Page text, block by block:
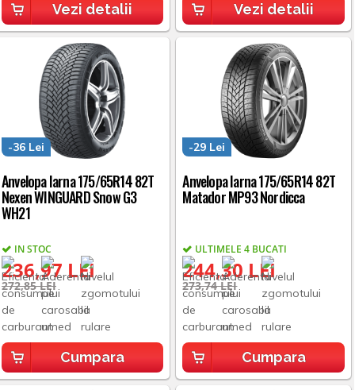
Vezi detalii Vezi detalii
Anvelopa Iarna 175/65R14 82T
Nexen WINGUARD Snow G3
WH21
IN STOC
236,97 LEI
-36 Lei
272,85 LEI
Cumpara
Anvelopa Iarna 175/65R14 82T
Matador MP93 Nordicca
ULTIMELE 4 BUCATI
244,30 LEI
-29 Lei
273,74 LEI
Cumpara